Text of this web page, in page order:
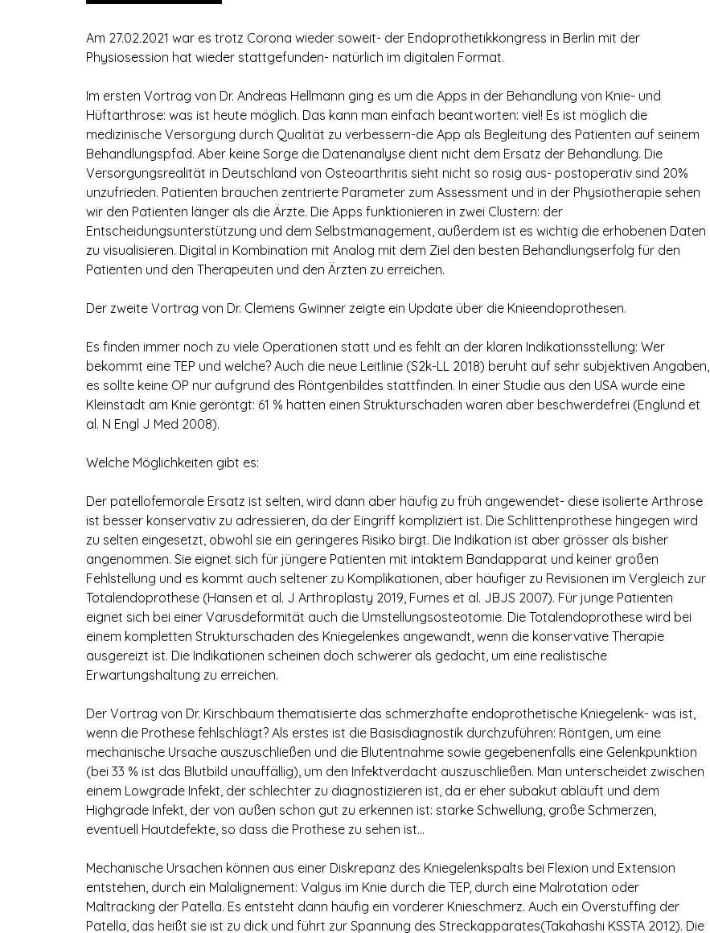
Am 27.02.2021 war es trotz Corona wieder soweit- der Endoprothetikkongress in Berlin mit der
Physiosession hat wieder stattgefunden- natürlich im digitalen Format.
Im ersten Vortrag von Dr. Andreas Hellmann ging es um die Apps in der Behandlung von Knie- und
Hüftarthrose: was ist heute möglich. Das kann man einfach beantworten: viel! Es ist möglich die
medizinische Versorgung durch Qualität zu verbessern-die App als Begleitung des Patienten auf seinem
Behandlungspfad. Aber keine Sorge die Datenanalyse dient nicht dem Ersatz der Behandlung. Die
Versorgungsrealität in Deutschland von Osteoarthritis sieht nicht so rosig aus- postoperativ sind 20%
unzufrieden. Patienten brauchen zentrierte Parameter zum Assessment und in der Physiotherapie sehen
wir den Patienten länger als die Ärzte. Die Apps funktionieren in zwei Clustern: der
Entscheidungsunterstützung und dem Selbstmanagement, außerdem ist es wichtig die erhobenen Daten
zu visualisieren. Digital in Kombination mit Analog mit dem Ziel den besten Behandlungserfolg für den
Patienten und den Therapeuten und den Ärzten zu erreichen.
Der zweite Vortrag von Dr. Clemens Gwinner zeigte ein Update über die Knieendoprothesen.
Es finden immer noch zu viele Operationen statt und es fehlt an der klaren Indikationsstellung: Wer
bekommt eine TEP und welche? Auch die neue Leitlinie (S2k-LL 2018) beruht auf sehr subjektiven Angaben,
es sollte keine OP nur aufgrund des Röntgenbildes stattfinden. In einer Studie aus den USA wurde eine
Kleinstadt am Knie geröntgt: 61 % hatten einen Strukturschaden waren aber beschwerdefrei (Englund et
al. N Engl J Med 2008).
Welche Möglichkeiten gibt es:
Der patellofemorale Ersatz ist selten, wird dann aber häufig zu früh angewendet- diese isolierte Arthrose
ist besser konservativ zu adressieren, da der Eingriff kompliziert ist. Die Schlittenprothese hingegen wird
zu selten eingesetzt, obwohl sie ein geringeres Risiko birgt. Die Indikation ist aber grösser als bisher
angenommen. Sie eignet sich für jüngere Patienten mit intaktem Bandapparat und keiner großen
Fehlstellung und es kommt auch seltener zu Komplikationen, aber häufiger zu Revisionen im Vergleich zur
Totalendoprothese (Hansen et al. J Arthroplasty 2019, Furnes et al. JBJS 2007). Für junge Patienten
eignet sich bei einer Varusdeformität auch die Umstellungsosteotomie. Die Totalendoprothese wird bei
einem kompletten Strukturschaden des Kniegelenkes angewandt, wenn die konservative Therapie
ausgereizt ist. Die Indikationen scheinen doch schwerer als gedacht, um eine realistische
Erwartungshaltung zu erreichen.
Der Vortrag von Dr. Kirschbaum thematisierte das schmerzhafte endoprothetische Kniegelenk- was ist,
wenn die Prothese fehlschlägt? Als erstes ist die Basisdiagnostik durchzuführen: Röntgen, um eine
mechanische Ursache auszuschließen und die Blutentnahme sowie gegebenenfalls eine Gelenkpunktion
(bei 33 % ist das Blutbild unauffällig), um den Infektverdacht auszuschließen. Man unterscheidet zwischen
einem Lowgrade Infekt, der schlechter zu diagnostizieren ist, da er eher subakut abläuft und dem
Highgrade Infekt, der von außen schon gut zu erkennen ist: starke Schwellung, große Schmerzen,
eventuell Hautdefekte, so dass die Prothese zu sehen ist…
Mechanische Ursachen können aus einer Diskrepanz des Kniegelenkspalts bei Flexion und Extension
entstehen, durch ein Malalignement: Valgus im Knie durch die TEP, durch eine Malrotation oder
Maltracking der Patella. Es entsteht dann häufig ein vorderer Knieschmerz. Auch ein Overstuffing der
Patella, das heißt sie ist zu dick und führt zur Spannung des Streckapparates(Takahashi KSSTA 2012). Die